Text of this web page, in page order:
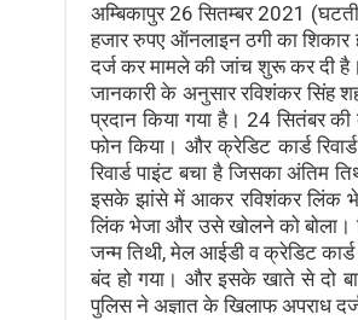
अम्बिकापुर 26 सितम्बर 2021
हजार रुपए ऑनलाइन ठगी का शिकार
दर्ज कर मामले की जांच शुरू कर दी है।
जानकारी के अनुसार रविशंकर सिंह
प्रदान किया गया है। 24 सितंबर
फोन किया। और क्रेडिट कार्ड
रिवार्ड पाइंट बचा है जिसका
इसके झांसे में आकर रविशंकर लिंक
लिंक भेजा और उसे खोलने को बोला।
जन्म तिथी, मेल आईडी व क्रेडिट
बंद हो गया। और इसके खाते से दो
पुलिस ने अज्ञात के खिलाफ अपराध